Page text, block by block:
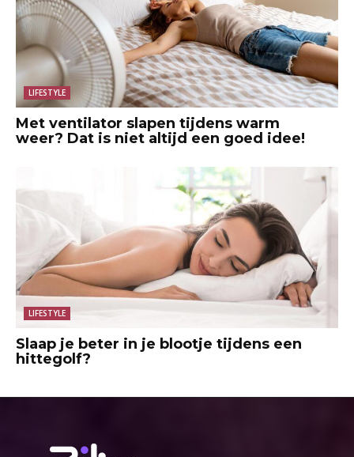
LIFESTYLE
Met ventilator slapen tijdens warm
weer? Dat is niet altijd een goed idee!
LIFESTYLE
Slaap je beter in je blootje tijdens een
hittegolf?